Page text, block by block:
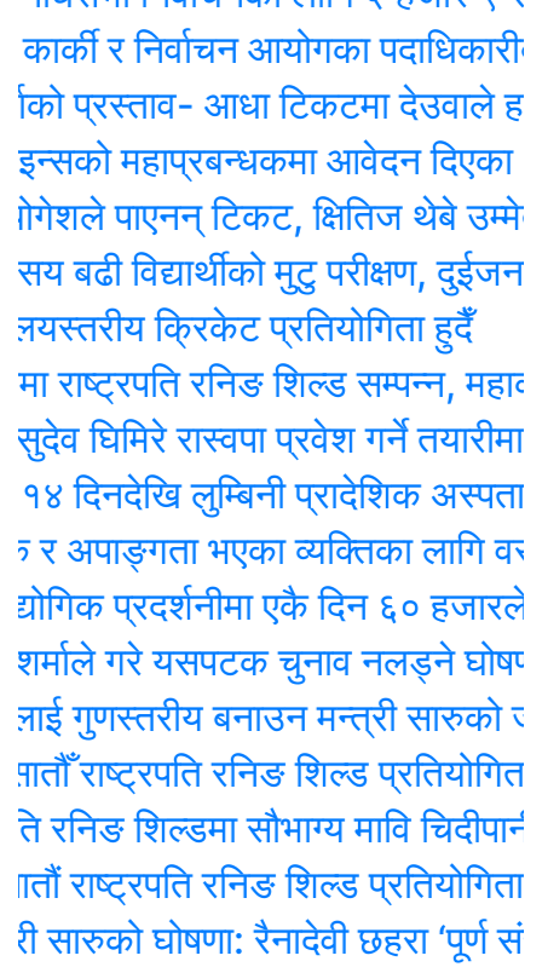
र निर्वाचन आयोगका
प्रस्ताव- आधा टिकटमा देउवाले
महाप्रबन्धकमा आवेदन दिएका १० जना
पाएनन् टिकट, क्षितिज थेबे उम्मेदवार
विद्यार्थीको मुटु परीक्षण, दुईजनाको
क्रिकेट प्रतियोगिता हुदैँ
रनिङ शिल्ड सम्पन्न, महाकाली
रास्वपा प्रवेश गर्ने तयारीमा,
लुम्बिनी प्रादेशिक अस्पतालमा
भएका व्यक्तिका लागि वरदान
प्रदर्शनीमा एकै दिन ६० हजारले गरे
गरे यसपटक चुनाव नलड्ने घोषणा
बनाउन मन्त्री सारुको जोड
राष्ट्रपति रनिङ शिल्ड प्रतियोगिता
शिल्डमा सौभाग्य मावि चिदीपानी
रनिङ शिल्ड प्रतियोगिता सुरु
घोषणा: रैनादेवी छहरा ‘पूर्ण